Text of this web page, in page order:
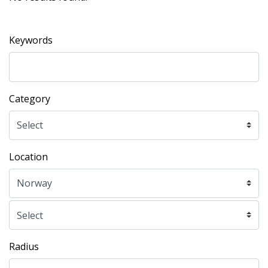
Keywords
Category
Location
Radius